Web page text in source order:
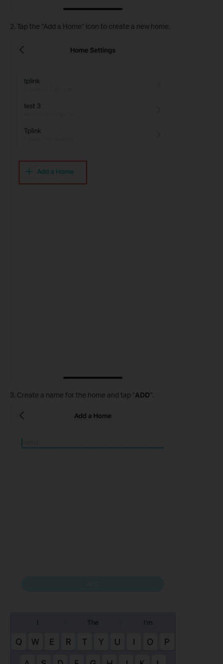
2. Tap the “Add a Home” icon to create a new home.
3. Create a name for the home and tap “ADD”.